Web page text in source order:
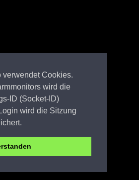
verwendet Cookies.
wird die
ID (Socket-ID)
wird die Sitzung